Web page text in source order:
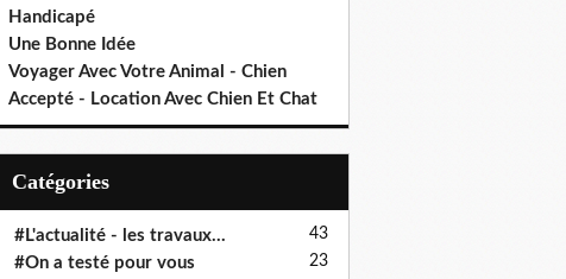
Handicapé
Une Bonne Idée
Voyager Avec Votre Animal - Chien
Accepté - Location Avec Chien Et Chat
Catégories
#L'actualité - les travaux... 43
#On a testé pour vous 23